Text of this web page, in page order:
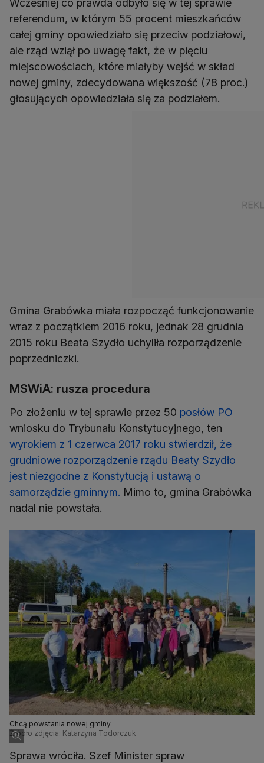
Wcześniej co prawda odbyło się w tej sprawie
referendum, w którym 55 procent mieszkańców
całej gminy opowiedziało się przeciw podziałowi,
ale rząd wziął po uwagę fakt, że w pięciu
miejscowościach, które miałyby wejść w skład
nowej gminy, zdecydowana większość (78 proc.)
głosujących opowiedziała się za podziałem.
Gmina Grabówka miała rozpocząć funkcjonowanie
wraz z początkiem 2016 roku, jednak 28 grudnia
2015 roku Beata Szydło uchyliła rozporządzenie
poprzedniczki.
MSWiA: rusza procedura
Po złożeniu w tej sprawie przez 50 posłów PO
wniosku do Trybunału Konstytucyjnego, ten
wyrokiem z 1 czerwca 2017 roku stwierdził, że
grudniowe rozporządzenie rządu Beaty Szydło
jest niezgodne z Konstytucją i ustawą o
samorządzie gminnym. Mimo to, gmina Grabówka
nadal nie powstała.
Chcą powstania nowej gminy
Źródło zdjęcia: Katarzyna Todorczuk
Sprawa wróciła. Szef Minister spraw